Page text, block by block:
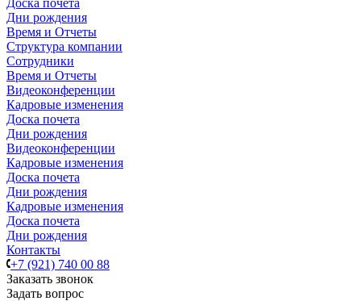
Доска почета
Дни рождения
Время и Отчеты
Структура компании
Сотрудники
Время и Отчеты
Видеоконференции
Кадровые изменения
Доска почета
Дни рождения
Видеоконференции
Кадровые изменения
Доска почета
Дни рождения
Кадровые изменения
Доска почета
Дни рождения
Контакты
+7 (921) 740 00 88
Заказать звонок
Задать вопрос